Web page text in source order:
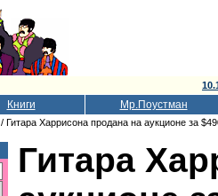
Книги Мр.Поустман
/ Гитара Харрисона продана на аукционе за
Гитара